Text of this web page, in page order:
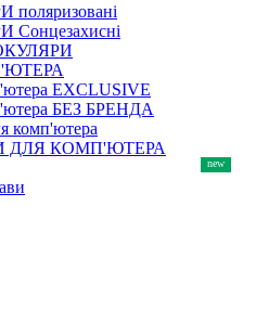
EXCLUSIVE
БЕЗ БРЕНДА
комп'ютера
ДЛЯ КОМП'ЮТЕРА